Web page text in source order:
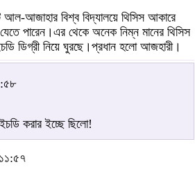
আজাহার বিশ্ব বিদ্যালয়ে থিসিস আকারে
পারেন।এর থেকে অনেক নিম্ন মানের থিসিস
ডিগ্রী নিয়ে ঘুরছে।প্রধান হলো আজহারী।
করার ইচ্ছে ছিলো!